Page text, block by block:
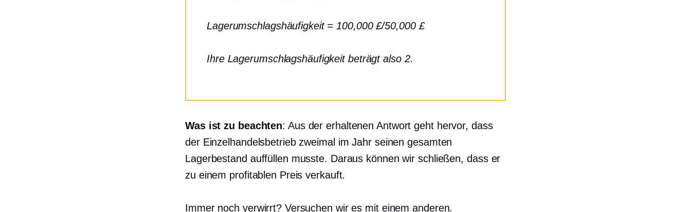
Lagerumschlagshäufigkeit = 100,000 £/50,000 £
Ihre Lagerumschlagshäufigkeit beträgt also 2.
Was ist zu beachten: Aus der erhaltenen Antwort geht hervor, dass
der Einzelhandelsbetrieb zweimal im Jahr seinen gesamten
Lagerbestand auffüllen musste. Daraus können wir schließen, dass er
zu einem profitablen Preis verkauft.
Immer noch verwirrt? Versuchen wir es mit einem anderen.